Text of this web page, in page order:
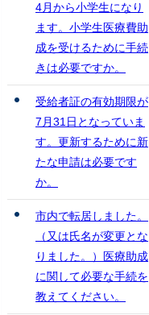
4月から小学生になり
ます。小学生医療費助
成を受けるために手続
きは必要ですか。
受給者証の有効期限が
7月31日となっていま
す。更新するために新
たな申請は必要です
か。
市内で転居しました。
（又は氏名が変更とな
りました。）医療助成
に関して必要な手続を
教えてください。